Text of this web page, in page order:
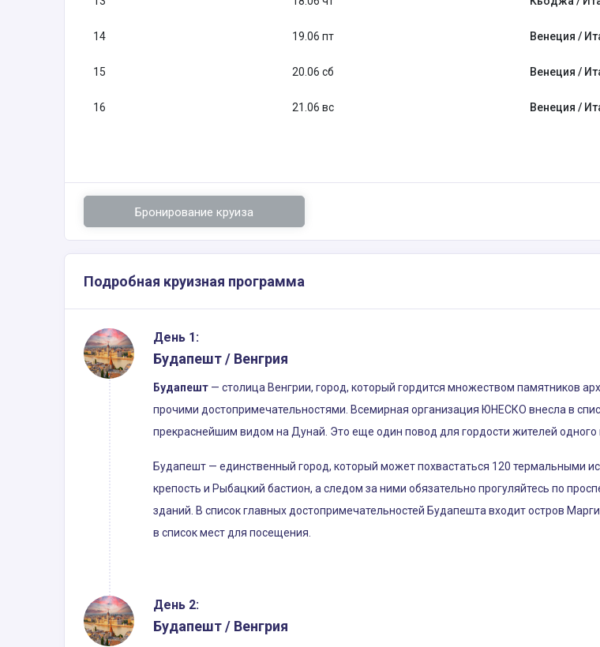
14 19.06 пт Венеция /
15 20.06 сб Венеция /
16 21.06 вс Венеция /
Бронирование круиза
Подробная круизная программа
День 1:
Будапешт / Венгрия
Будапешт — столица Венгрии, город, который гордится множеством памятников
прочими достопримечательностями. Всемирная организация ЮНЕСКО внесла в
прекраснейшим видом на Дунай. Это еще один повод для гордости жителей одного
Будапешт — единственный город, который может похвастаться 120 термальными
крепость и Рыбацкий бастион, а следом за ними обязательно прогуляйтесь по
зданий. В список главных достопримечательностей Будапешта входит остров
в список мест для посещения.
День 2:
Будапешт / Венгрия